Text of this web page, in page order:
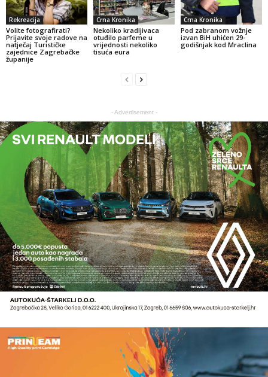
Rekreacija
Volite fotografirati?
Prijavite svoje radove na
natječaj Turističke
zajednice Zagrebačke
županije
Crna Kronika
Nekoliko kradljivaca
otuđilo parfeme u
vrijednosti nekoliko
tisuća eura
Crna Kronika
Pod zabranom vožnje
izvan BiH uhićen 29-
godišnjak kod Mraclina
- Advertisement -